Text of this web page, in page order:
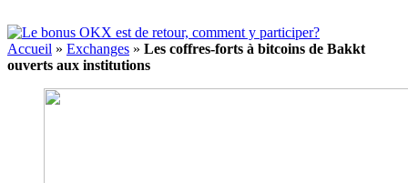
Accueil » Exchanges » Les coffres-forts à bitcoins de Bakkt
ouverts aux institutions